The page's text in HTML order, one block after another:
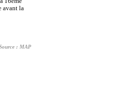
avant la
: MAP